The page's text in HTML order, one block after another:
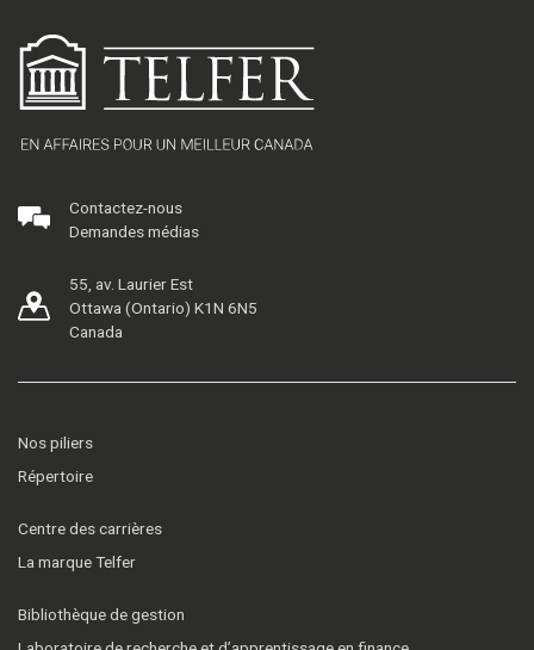
Contactez-nous
Demandes médias
55, av. Laurier Est
Ottawa (Ontario) K1N 6N5
Canada
Nos piliers
Répertoire
Centre des carrières
La marque Telfer
Bibliothèque de gestion